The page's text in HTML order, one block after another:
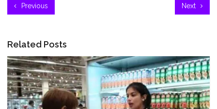
Previous Next
Related Posts